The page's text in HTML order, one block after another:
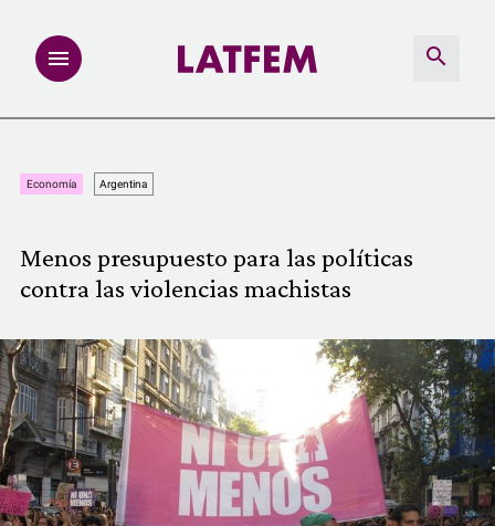
MULTIMEDIA
LATFEMLAB.
PRODUCTOS
COMUNIDAD
Economía Argentina
Menos presupuesto para las políticas
contra las violencias machistas